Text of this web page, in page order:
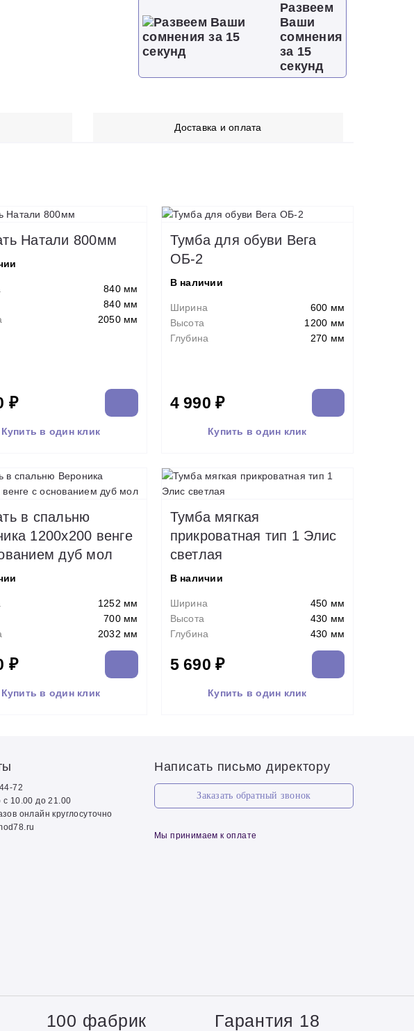
Развеем
Ваши
сомнения
за 15
секунд
Доставка и оплата
Натали 800мм
840 мм
840 мм
2050 мм
₽
Купить в один клик
Тумба для обуви Вега
ОБ-2
В наличии
Ширина
600 мм
Высота
1200 мм
Глубина
270 мм
4 990 ₽
Купить в один клик
в спальню
1200х200 венге
дуб мол
1252 мм
700 мм
2032 мм
₽
Купить в один клик
Тумба мягкая
прикроватная тип 1 Элис
светлая
В наличии
Ширина
450 мм
Высота
430 мм
Глубина
430 мм
5 690 ₽
Купить в один клик
72
с 10.00 до 21.00
онлайн круглосуточно
Написать письмо директору
Заказать обратный звонок
Мы принимаем к оплате
100 фабрик Гарантия 18